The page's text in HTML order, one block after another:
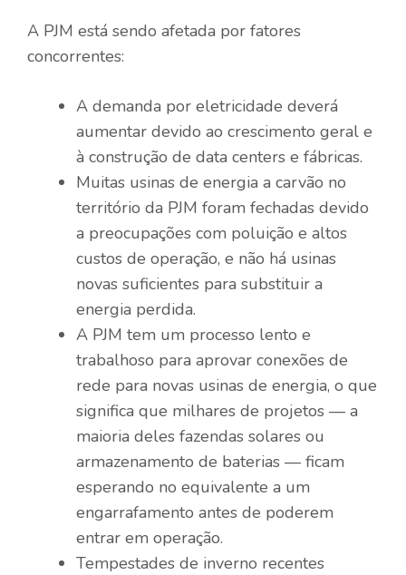
A PJM está sendo afetada por fatores
concorrentes:
A demanda por eletricidade deverá
aumentar devido ao crescimento geral e
à construção de data centers e fábricas.
Muitas usinas de energia a carvão no
território da PJM foram fechadas devido
a preocupações com poluição e altos
custos de operação, e não há usinas
novas suficientes para substituir a
energia perdida.
A PJM tem um processo lento e
trabalhoso para aprovar conexões de
rede para novas usinas de energia, o que
significa que milhares de projetos — a
maioria deles fazendas solares ou
armazenamento de baterias — ficam
esperando no equivalente a um
engarrafamento antes de poderem
entrar em operação.
Tempestades de inverno recentes